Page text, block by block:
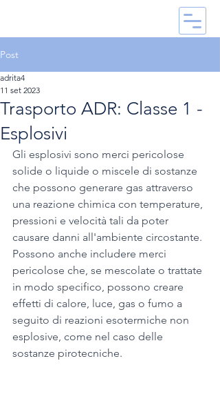
Post
Trasporto ADR: Classe 1 -
Esplosivi
adrita4
11 set 2023
Gli esplosivi sono merci pericolose
solide o liquide o miscele di sostanze
che possono generare gas attraverso
una reazione chimica con temperature,
pressioni e velocità tali da poter
causare danni all'ambiente circostante.
Possono anche includere merci
pericolose che, se mescolate o trattate
in modo specifico, possono creare
effetti di calore, luce, gas o fumo a
seguito di reazioni esotermiche non
esplosive, come nel caso delle
sostanze pirotecniche.